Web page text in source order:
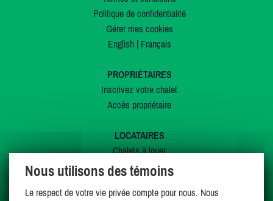
Politique de confidentialité
Gérer mes cookies
English| Français
PROPRIÉTAIRES
Inscrivez votre chalet
Accès propriétaire
LOCATAIRES
Chalets à louer
Chalets à vendre
Offres spéciales
Nous utilisons des témoins
Le respect de votre vie privée compte pour nous. Nous